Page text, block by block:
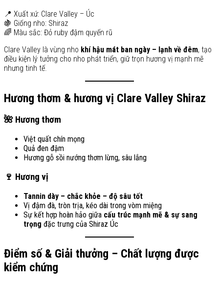
📍 Xuất xứ: Clare Valley – Úc
🍇 Giống nho: Shiraz
🌈 Màu sắc: Đỏ ruby đậm quyến rũ
Clare Valley là vùng nho khí hậu mát ban ngày – lạnh về đêm, tạo
điều kiện lý tưởng cho nho phát triển, giữ trọn hương vị mạnh mẽ
nhưng tinh tế.
Hương thơm & hương vị Clare Valley Shiraz
🌺 Hương thơm
Việt quất chín mọng
Quả đen đậm
Hương gỗ sồi nướng thơm lừng, sâu lắng
🍷 Hương vị
Tannin dày – chắc khỏe – độ sâu tốt
Vị đậm đà, tròn trịa, kéo dài trong vòm miệng
Sự kết hợp hoàn hảo giữa cấu trúc mạnh mẽ & sự sang
trọng đặc trưng của Shiraz Úc
Điểm số & Giải thưởng – Chất lượng được
kiểm chứng